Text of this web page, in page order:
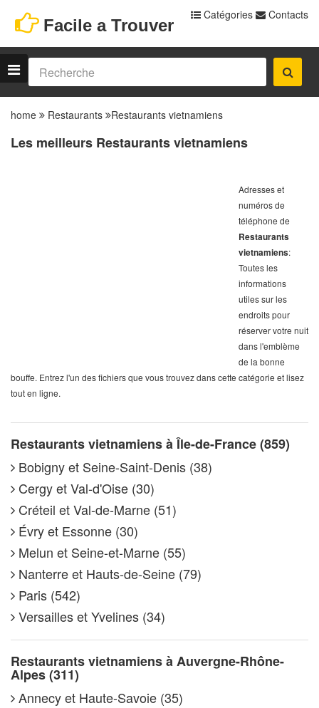
Facile a Trouver
Catégories Contacts
home Restaurants Restaurants vietnamiens
Les meilleurs Restaurants vietnamiens
Adresses et
numéros de
téléphone de
Restaurants
vietnamiens:
Toutes les
informations
utiles sur les
endroits pour
réserver votre nuit
dans l'emblème
de la bonne
bouffe. Entrez l'un des fichiers que vous trouvez dans cette catégorie et lisez
tout en ligne.
Restaurants vietnamiens à Île-de-France (859)
Bobigny et Seine-Saint-Denis (38)
Cergy et Val-d'Oise (30)
Créteil et Val-de-Marne (51)
Évry et Essonne (30)
Melun et Seine-et-Marne (55)
Nanterre et Hauts-de-Seine (79)
Paris (542)
Versailles et Yvelines (34)
Restaurants vietnamiens à Auvergne-Rhône-
Alpes (311)
Annecy et Haute-Savoie (35)